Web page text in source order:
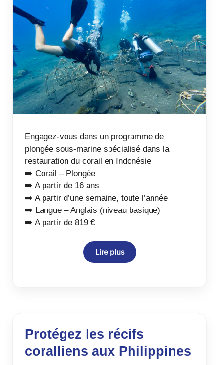
Engagez-vous dans un programme de
plongée sous-marine spécialisé dans la
restauration du corail en Indonésie
➡️ Corail – Plongée
➡️ A partir de 16 ans
➡️ A partir d’une semaine, toute l’année
➡️ Langue – Anglais (niveau basique)
➡️ A partir de 819 €
Lire plus
Protégez les récifs
coralliens aux Philippines